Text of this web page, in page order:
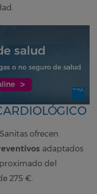
ofrecen
adaptados
del
275 €.